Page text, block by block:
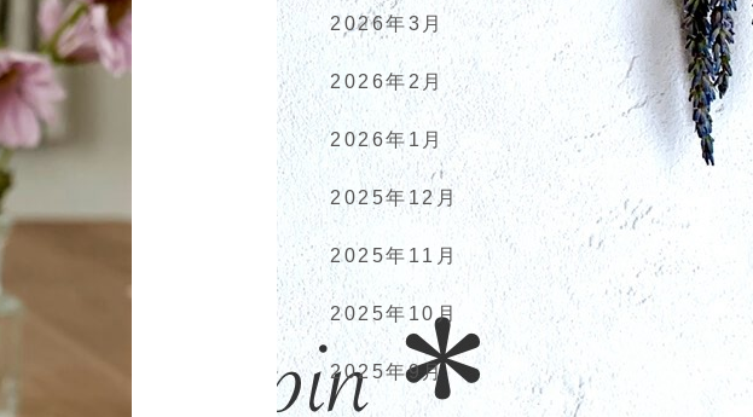
2026年3月
2026年2月
2026年1月
2025年12月
2025年11月
2025年10月
2025年9月